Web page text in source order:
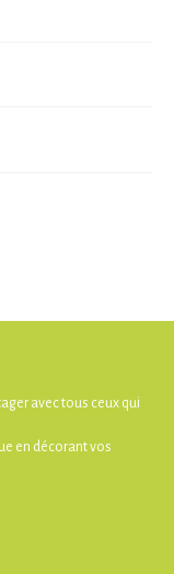
avec tous ceux qui
en décorant vos